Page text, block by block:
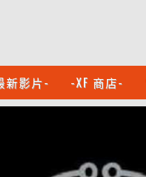
新影片- -XF 商店-